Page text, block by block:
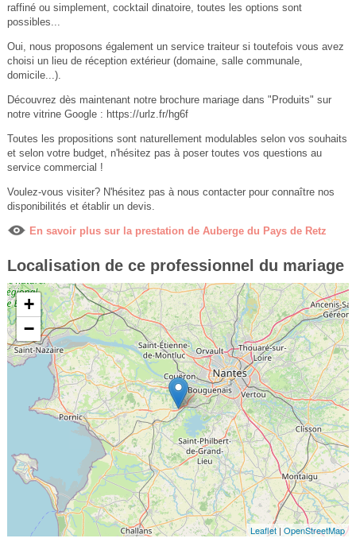
raffiné ou simplement, cocktail dinatoire, toutes les options sont
possibles...
Oui, nous proposons également un service traiteur si toutefois vous avez
choisi un lieu de réception extérieur (domaine, salle communale,
domicile...).
Découvrez dès maintenant notre brochure mariage dans "Produits" sur
notre vitrine Google : https://urlz.fr/hg6f
Toutes les propositions sont naturellement modulables selon vos souhaits
et selon votre budget, n'hésitez pas à poser toutes vos questions au
service commercial !
Voulez-vous visiter? N'hésitez pas à nous contacter pour connaître nos
disponibilités et établir un devis.
En savoir plus sur la prestation de Auberge du Pays de Retz
Localisation de ce professionnel du mariage
+
−
Leaflet |OpenStreetMap